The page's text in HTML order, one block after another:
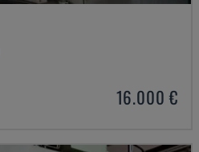
16.000 €